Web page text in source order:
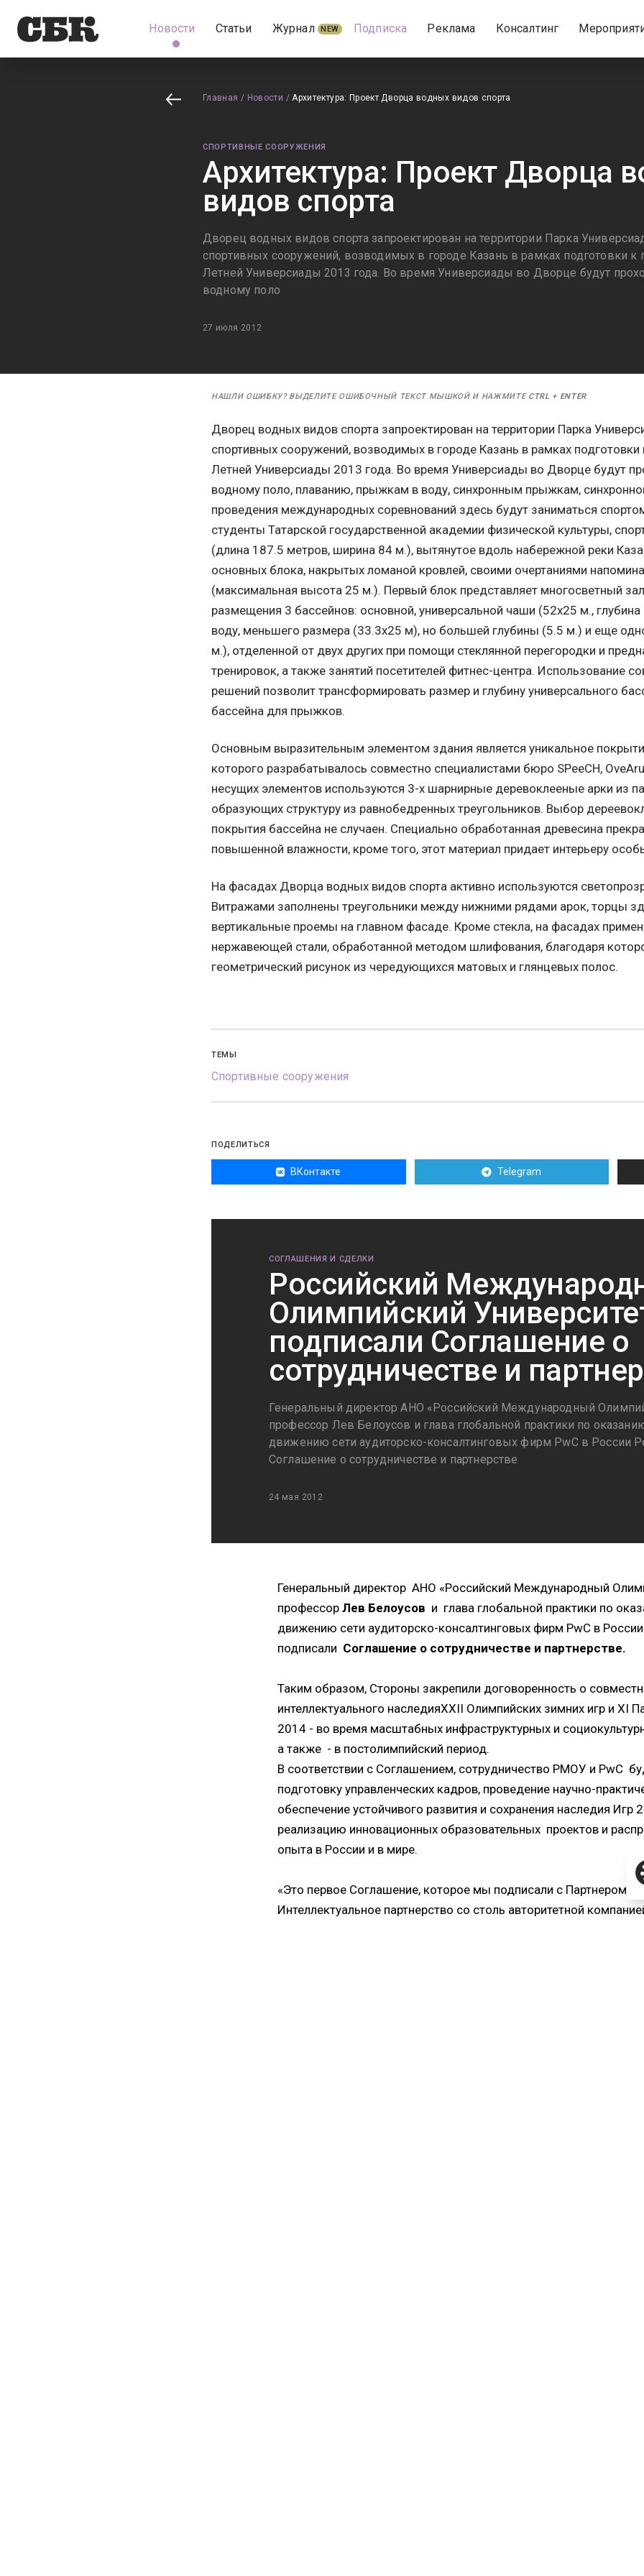
Новости Статьи Журнал NEW Подписка Реклама Консалтинг
Главная / Новости / Архитектура: Проект Дворца водных видов спорта
СПОРТИВНЫЕ СООРУЖЕНИЯ
Архитектура: Проект Дворца
видов спорта
Дворец водных видов спорта запроектирован на территории Парка
спортивных сооружений, возводимых в городе Казань в рамках подготовки
Летней Универсиады 2013 года. Во время Универсиады во Дворце будут
водному поло
27 июля 2012
НАШЛИ ОШИБКУ? ВЫДЕЛИТЕ ОШИБОЧНЫЙ ТЕКСТ МЫШКОЙ И НАЖМИТЕ CTRL + ENTER
Дворец водных видов спорта запроектирован на территории Парка
спортивных сооружений, возводимых в городе Казань в рамках
Летней Универсиады 2013 года. Во время Универсиады во Дворце будут
водному поло, плаванию, прыжкам в воду, синхронным прыжкам,
проведения международных соревнований здесь будут заниматься
студенты Татарской государственной академии физической культуры,
(длина 187.5 метров, ширина 84 м.), вытянутое вдоль набережной реки
основных блока, накрытых ломаной кровлей, своими очертаниями
(максимальная высота 25 м.). Первый блок представляет многосветный
размещения 3 бассейнов: основной, универсальной чаши (52х25 м.,
воду, меньшего размера (33.3х25 м), но большей глубины (5.5 м.) и еще
м.), отделенной от двух других при помощи стеклянной перегородки и
тренировок, а также занятий посетителей фитнес-центра. Использование
решений позволит трансформировать размер и глубину универсального
бассейна для прыжков.
Основным выразительным элементом здания является уникальное
которого разрабатывалось совместно специалистами бюро SPeeCH,
несущих элементов используются 3-х шарнирные деревоклееные арки из
образующих структуру из равнобедренных треугольников. Выбор
покрытия бассейна не случаен. Специально обработанная древесина
повышенной влажности, кроме того, этот материал придает интерьеру
На фасадах Дворца водных видов спорта активно используются
Витражами заполнены треугольники между нижними рядами арок, торцы
вертикальные проемы на главном фасаде. Кроме стекла, на фасадах
нержавеющей стали, обработанной методом шлифования, благодаря
геометрический рисунок из чередующихся матовых и глянцевых полос.
ТЕМЫ
Спортивные сооружения
ПОДЕЛИТЬСЯ
ВКонтакте Telegram
СОГЛАШЕНИЯ И СДЕЛКИ
Российский
Олимпийский
подписали Соглашение о
сотрудничестве и
Генеральный директор АНО «Российский Международный
профессор Лев Белоусов и глава глобальной практики по
движению сети аудиторско-консалтинговых фирм PwC в России
Соглашение о сотрудничестве и партнерстве
24 мая 2012
Генеральный директор АНО «Российский Международный
профессор Лев Белоусов и глава глобальной практики по
движению сети аудиторско-консалтинговых фирм PwC в России
подписали Соглашение о сотрудничестве и партнерстве.
Таким образом, Стороны закрепили договоренность о
интеллектуального наследияXXII Олимпийских зимних игр и XI
2014 - во время масштабных инфраструктурных и
а также - в постолимпийский период.
В соответствии с Соглашением, сотрудничество РМОУ и PwC
подготовку управленческих кадров, проведение научно-
обеспечение устойчивого развития и сохранения наследия
реализацию инновационных образовательных проектов и
опыта в России и в мире.
«Это первое Соглашение, которое мы подписали с Партнером
Интеллектуальное партнерство со столь авторитетной